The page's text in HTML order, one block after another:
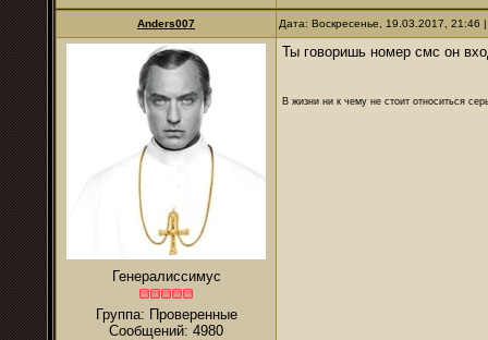
Anders007 Дата: Воскресенье, 19.03.2017,
Генералиссимус
Группа: Проверенные
Сообщений: 4980
Ты говоришь номер смс он
В жизни ни к чему не стоит относиться